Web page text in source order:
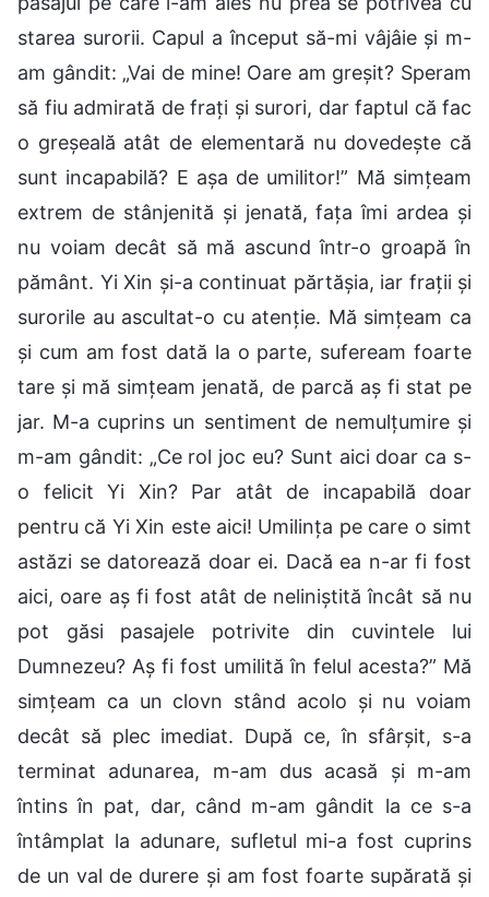
starea surorii. Capul a început să-mi vâjâie și m-
am gândit: „Vai de mine! Oare am greșit? Speram
să fiu admirată de frați și surori, dar faptul că fac
o greșeală atât de elementară nu dovedește că
sunt incapabilă? E așa de umilitor!” Mă simțeam
extrem de stânjenită și jenată, fața îmi ardea și
nu voiam decât să mă ascund într-o groapă în
pământ. Yi Xin și-a continuat părtășia, iar frații și
surorile au ascultat-o cu atenție. Mă simțeam ca
și cum am fost dată la o parte, sufeream foarte
tare și mă simțeam jenată, de parcă aș fi stat pe
jar. M-a cuprins un sentiment de nemulțumire și
m-am gândit: „Ce rol joc eu? Sunt aici doar ca s-
o felicit Yi Xin? Par atât de incapabilă doar
pentru că Yi Xin este aici! Umilința pe care o simt
astăzi se datorează doar ei. Dacă ea n-ar fi fost
aici, oare aș fi fost atât de neliniștită încât să nu
pot găsi pasajele potrivite din cuvintele lui
Dumnezeu? Aș fi fost umilită în felul acesta?” Mă
simțeam ca un clovn stând acolo și nu voiam
decât să plec imediat. După ce, în sfârșit, s-a
terminat adunarea, m-am dus acasă și m-am
întins în pat, dar, când m-am gândit la ce s-a
întâmplat la adunare, sufletul mi-a fost cuprins
de un val de durere și am fost foarte supărată și